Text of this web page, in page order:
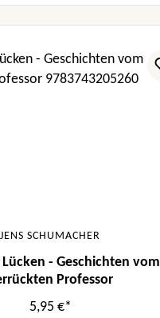
JENS SCHUMACHER
- Geschichten vom
Professor
5,95 €*